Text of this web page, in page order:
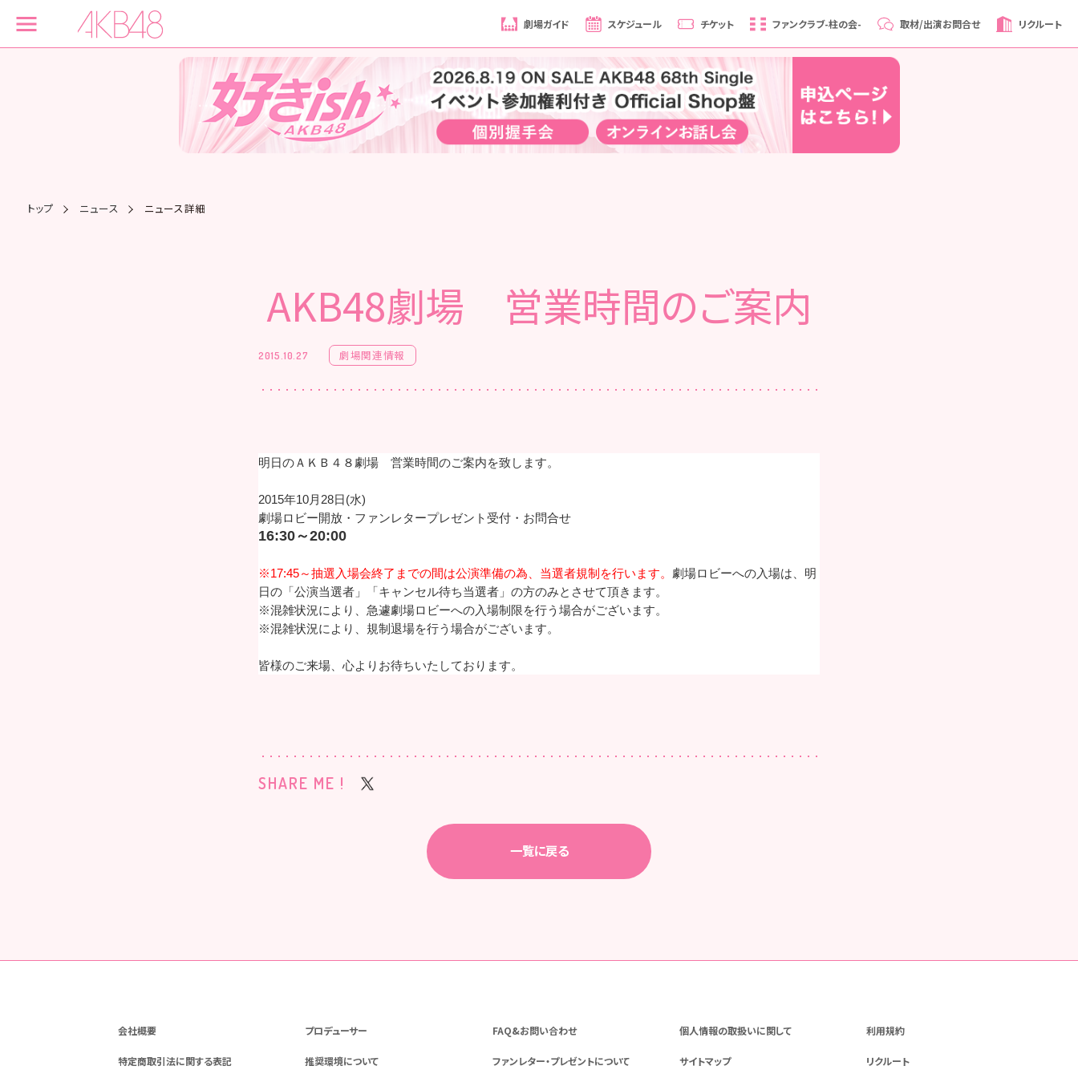
劇場ガイド スケジュール チケット ファンクラブ-柱の会- 取材/出演お問合せ リクルート
トップ ニュース ニュース詳細
AKB48劇場 営業時間のご案内
2015.10.27 劇場関連情報
明日のＡＫＢ４８劇場 営業時間のご案内を致します。
2015年10月28日(水)
劇場ロビー開放・ファンレタープレゼント受付・お問合せ
16:30～20:00
※17:45～抽選入場会終了までの間は公演準備の為、当選者規制を行います。 劇場ロビーへの入場は、明
日の「公演当選者」「キャンセル待ち当選者」の方のみとさせて頂きます。
※混雑状況により、急遽劇場ロビーへの入場制限を行う場合がございます。
※混雑状況により、規制退場を行う場合がございます。
皆様のご来場、心よりお待ちいたしております。
SHARE ME !
一覧に戻る
会社概要 プロデューサー FAQ&お問い合わせ 個人情報の取扱いに関して 利用規約
特定商取引法に関する表記 推奨環境について ファンレター・プレゼントについて サイトマップ リクルート